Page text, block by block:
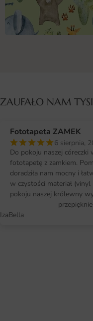
ZAUFAŁO NAM
Fototapeta ZAMEK
6 sierpnia,
Do pokoju naszej córeczki
fototapetę z zamkiem.
doradziła nam mocny i
w czystości materiał
pokoju naszej królewny
IzaBella